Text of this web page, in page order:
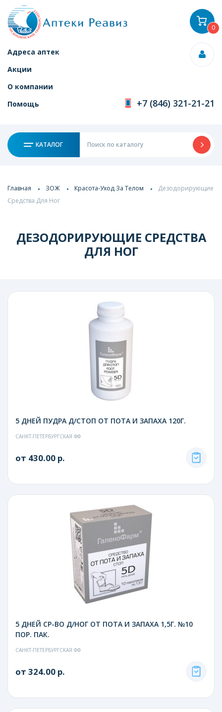
Адреса аптек
Акции
О компании
Помощь
+7 (846) 321-21-21
КАТАЛОГ
0
Главная ЗОЖ Красота-Уход За Телом
Дезодорирующие
Средства Для Ног
ДЕЗОДОРИРУЮЩИЕ СРЕДСТВА
ДЛЯ НОГ
5 ДНЕЙ ПУДРА Д/СТОП ОТ ПОТА И ЗАПАХА 120Г.
САНКТ-ПЕТЕРБУРГСКАЯ ФФ
от 430.00 р.
5 ДНЕЙ СР-ВО Д/НОГ ОТ ПОТА И ЗАПАХА 1,5Г. №10
ПОР. ПАК.
САНКТ-ПЕТЕРБУРГСКАЯ ФФ
от 324.00 р.